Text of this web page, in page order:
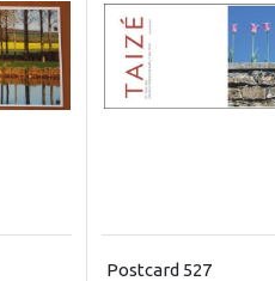
Postcard 527